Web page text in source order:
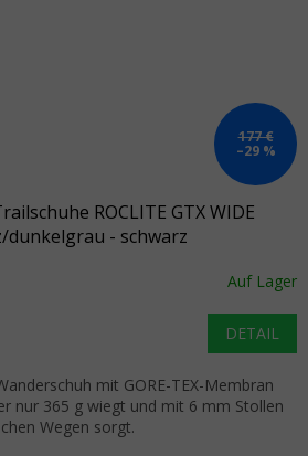
177 €
–29 %
ROCLITE GTX WIDE
dunkelgrau - schwarz
Auf Lager
DETAIL
mit GORE-TEX-Membran
nur 365 g wiegt und mit 6 mm Stollen
Wegen sorgt.